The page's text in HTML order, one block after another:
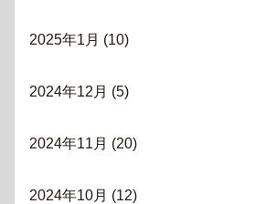
2025年1月 (10)
2024年12月 (5)
2024年11月 (20)
2024年10月 (12)